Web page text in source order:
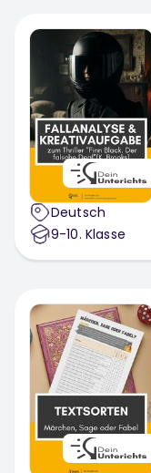
Deutsch
9-10. Klasse